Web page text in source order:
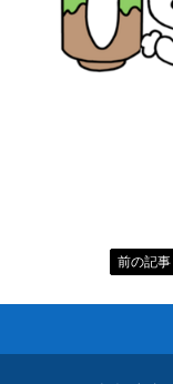
前の記事